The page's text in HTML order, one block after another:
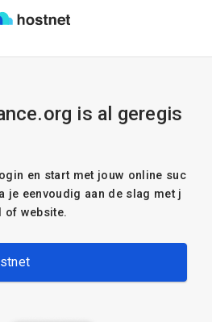
is al geregis
en start met jouw online suc
je eenvoudig aan de slag met j
of website.